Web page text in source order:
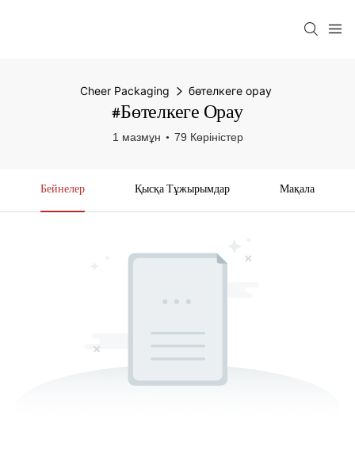
Cheer Packaging бөтелкеге ​​​​орау
#бөтелкеге ​​​​орау
1 мазмұн 79 Көріністер
Бейнелер Қысқа Тұжырымдар Мақала